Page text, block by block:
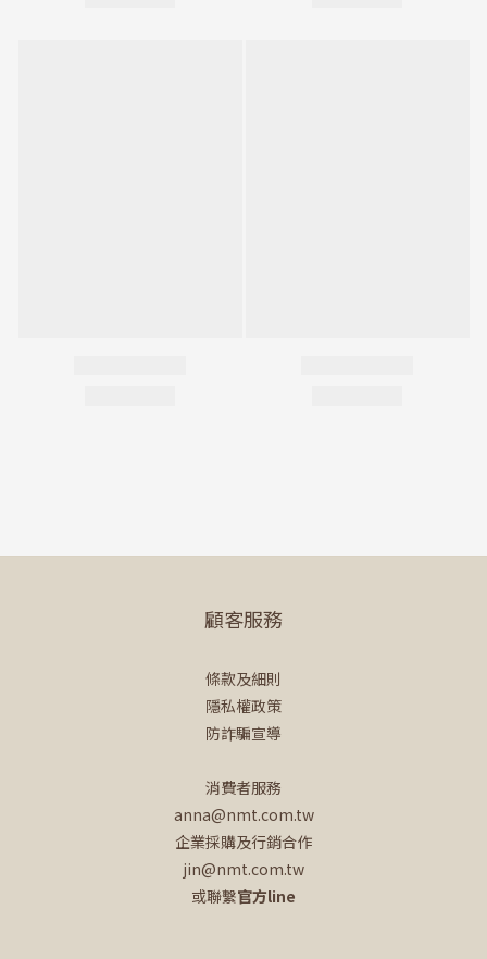
顧客服務
條款及細則
隱私權政策
防詐騙宣導
消費者服務
anna@nmt.com.tw
企業採購及行銷合作
jin@nmt.com.tw
或聯繫官方line